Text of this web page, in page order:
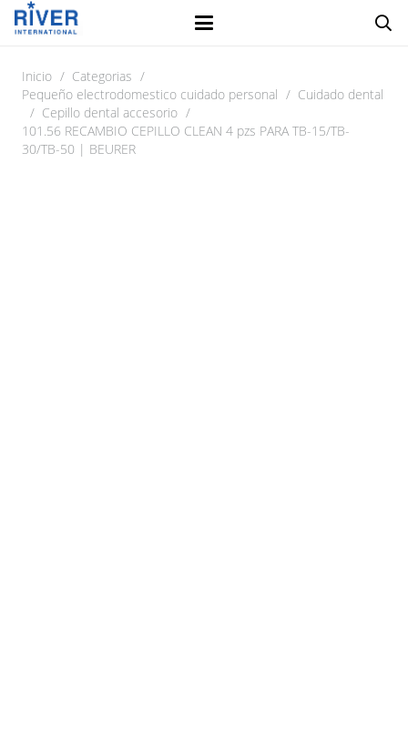
Inicio / Categorias /
Pequeño electrodomestico cuidado personal / Cuidado dental
/ Cepillo dental accesorio /
101.56 RECAMBIO CEPILLO CLEAN 4 pzs PARA TB-15/TB-
30/TB-50 | BEURER